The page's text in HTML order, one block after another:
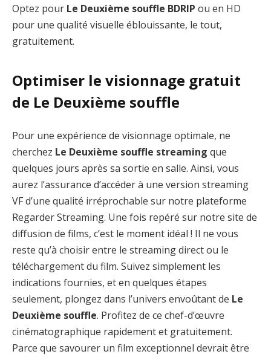
Optez pour Le Deuxième souffle BDRIP ou en HD
pour une qualité visuelle éblouissante, le tout,
gratuitement.
Optimiser le visionnage gratuit
de Le Deuxième souffle
Pour une expérience de visionnage optimale, ne
cherchez Le Deuxième souffle streaming que
quelques jours après sa sortie en salle. Ainsi, vous
aurez l’assurance d’accéder à une version streaming
VF d’une qualité irréprochable sur notre plateforme
Regarder Streaming. Une fois repéré sur notre site de
diffusion de films, c’est le moment idéal ! Il ne vous
reste qu’à choisir entre le streaming direct ou le
téléchargement du film. Suivez simplement les
indications fournies, et en quelques étapes
seulement, plongez dans l’univers envoûtant de Le
Deuxième souffle. Profitez de ce chef-d’œuvre
cinématographique rapidement et gratuitement.
Parce que savourer un film exceptionnel devrait être